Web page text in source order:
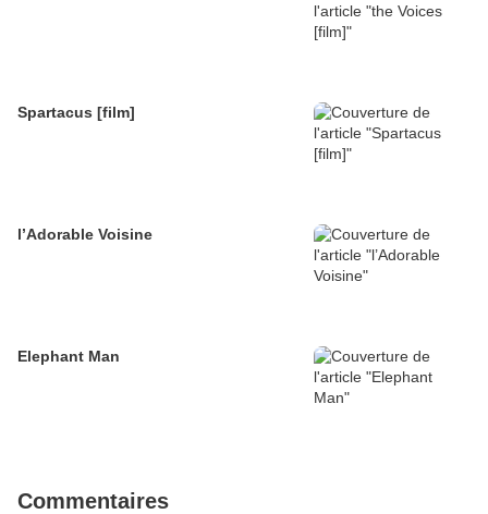
Spartacus [film]
l’Adorable Voisine
Elephant Man
Commentaires